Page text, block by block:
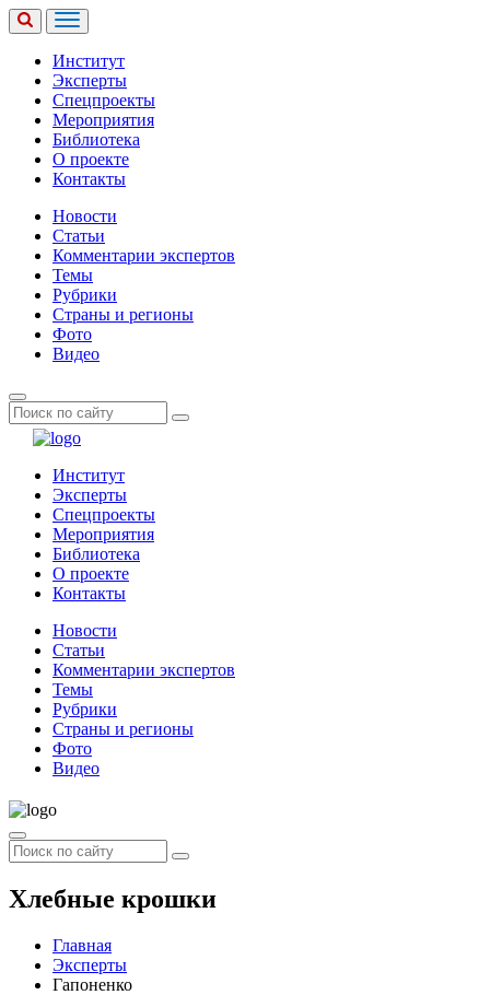
Институт
Эксперты
Спецпроекты
Мероприятия
Библиотека
О проекте
Контакты
Новости
Статьи
Комментарии экспертов
Темы
Рубрики
Страны и регионы
Фото
Видео
Институт
Эксперты
Спецпроекты
Мероприятия
Библиотека
О проекте
Контакты
Новости
Статьи
Комментарии экспертов
Темы
Рубрики
Страны и регионы
Фото
Видео
Хлебные крошки
Главная
Эксперты
Гапоненко